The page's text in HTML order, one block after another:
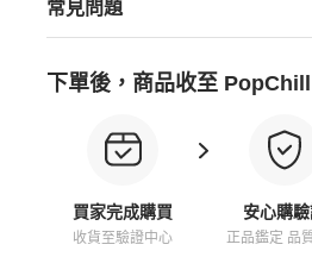
常見問題
下單後，商品收至
買家完成購買
收貨至驗證中心
安心購
正品鑑定 品